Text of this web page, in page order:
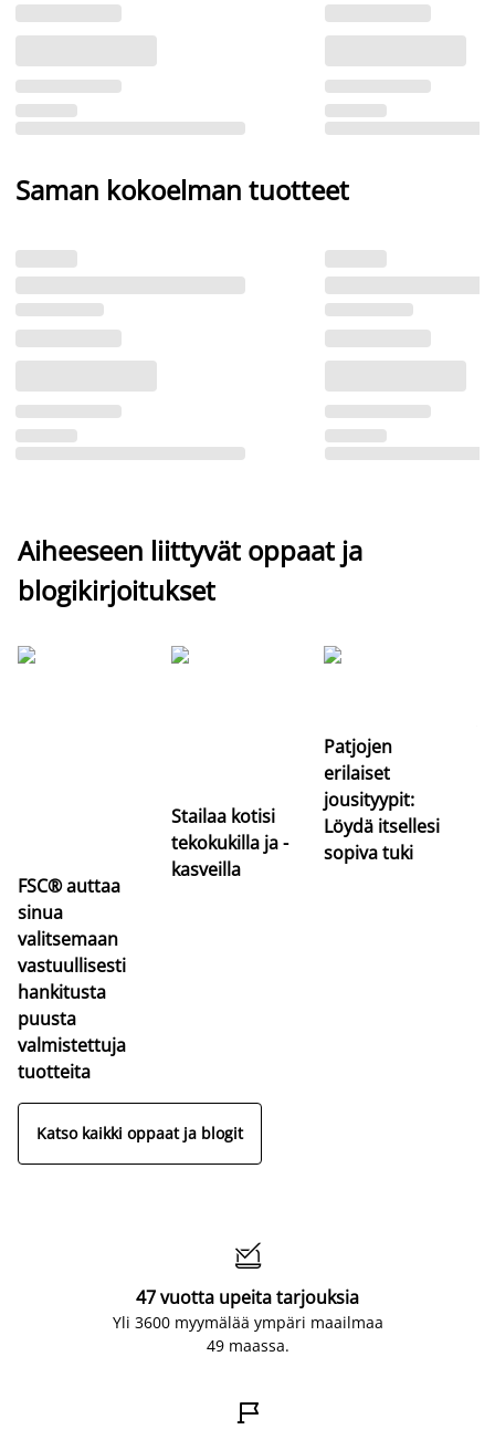
Saman kokoelman tuotteet
Aiheeseen liittyvät oppaat ja
blogikirjoitukset
FSC® auttaa
sinua
valitsemaan
vastuullisesti
hankitusta
puusta
valmistettuja
tuotteita
Stailaa kotisi
tekokukilla ja -
kasveilla
Patjojen
erilaiset
jousityypit:
Löydä itsellesi
sopiva tuki
Katso kaikki oppaat ja blogit

47 vuotta upeita tarjouksia
Yli 3600 myymälää ympäri maailmaa
49 maassa.
